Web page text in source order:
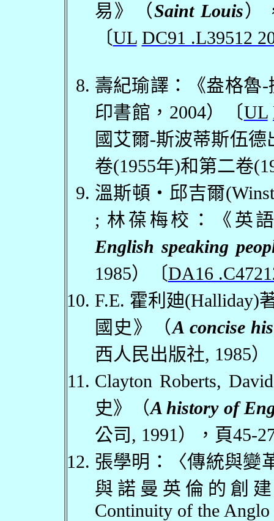
易》（Saint Louis）
〔UL DC91 .L39512
壽紀瑜譯：《盎格魯-
印書館， 2004）〔UL
國艾爾-斯波蒂斯伍德
卷(1955年)和第二卷
溫斯頓・邱吉爾
; 林葆梅校：《英
English speaking
1985）〔DA16
F.E. 霍利廸(Halliday)
國史》（A concise
西人民出版社, 1985
Clayton Roberts,
史》（A history of
公司, 1991 ），頁45-
張學明：〈傳統與變
與諾曼英倫的創
Continuity of the Anglo